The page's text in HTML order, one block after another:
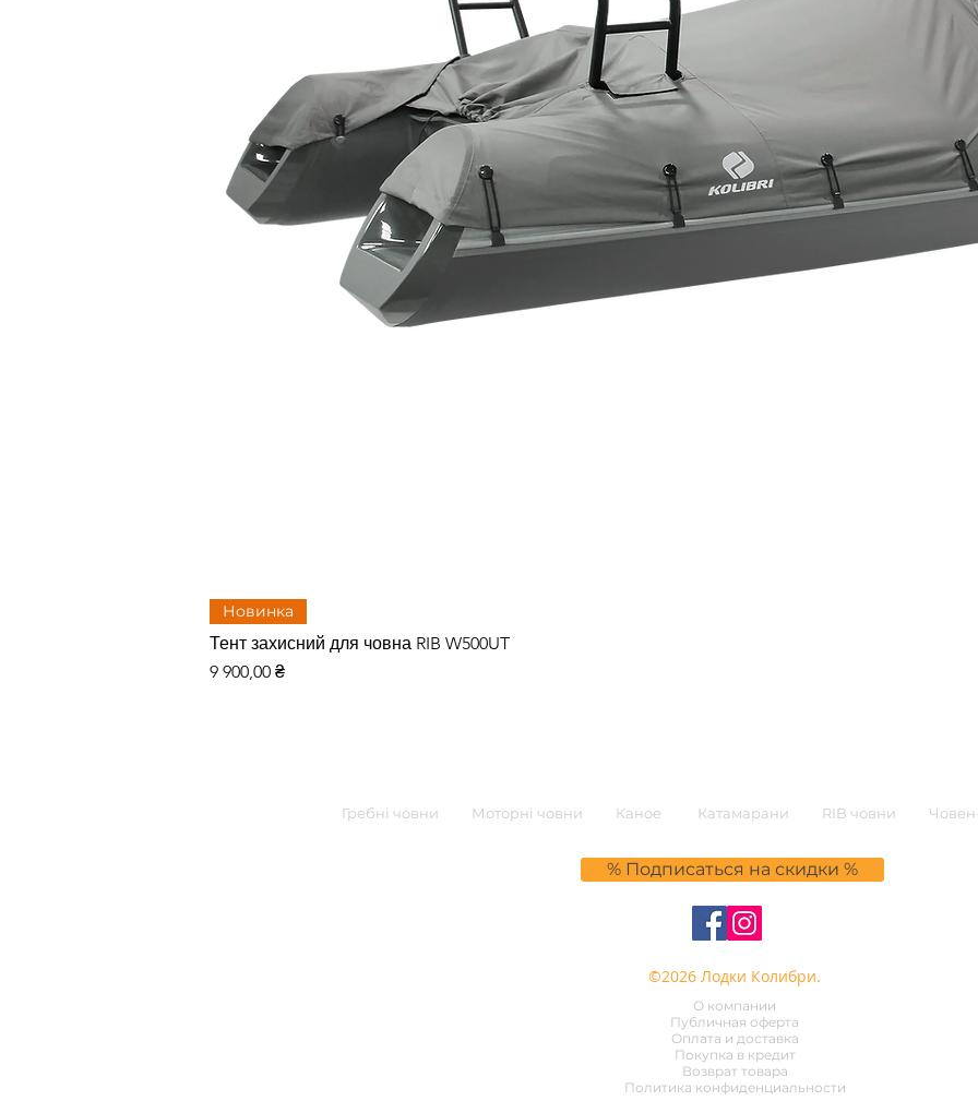
Новинка
Тент захисний для човна RIB W500UT
Цена
9 900,00 ₴
Гребні човни Моторні човни Каное Катамарани RIB човни
% Подписаться на скидки %
©2026 Лодки Колибри.
О компании
Публичная оферта
Оплата и доставка
Покупка в кредит
Возврат товара
Политика конфиденциальности